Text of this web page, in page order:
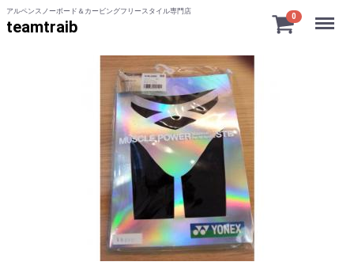
アルペンスノーボード＆カービングフリースタイル専門店
teamtraib
0 Menu